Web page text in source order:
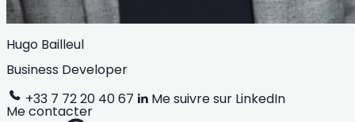
Hugo Bailleul
Business Developer
+33 7 72 20 40 67
Me suivre sur LinkedIn
Me contacter